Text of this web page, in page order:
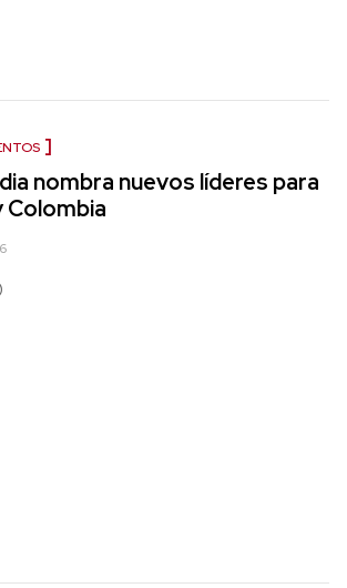
nombra nuevos líderes para
Colombia